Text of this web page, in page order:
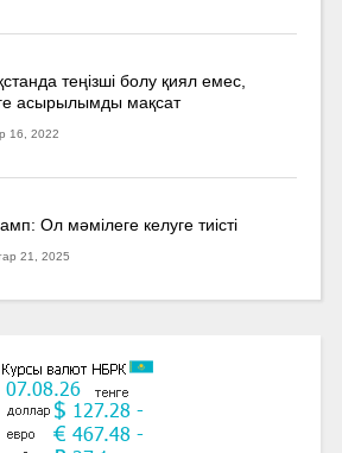
теңізші болу қиял емес,
асырылымды мақсат
16, 2022
Ол мәмілеге келуге тиісті
21, 2025